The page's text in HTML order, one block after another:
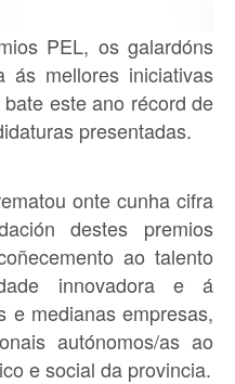
PEL, os galardóns
ás mellores iniciativas
este ano récord de
presentadas.
onte cunha cifra
destes premios
ao talento
innovadora e á
e medianas empresas,
autónomos/as ao
e social da provincia.